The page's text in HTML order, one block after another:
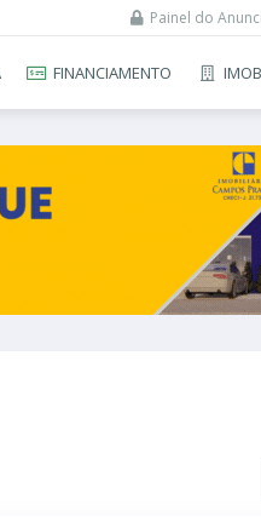
Painel do
FINANCIAMENTO